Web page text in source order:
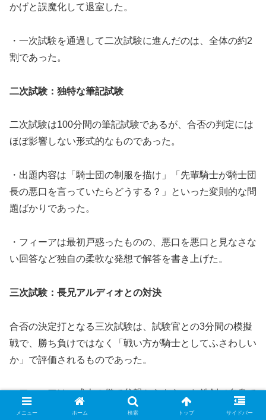
かげと誤魔化して退室した。
・一次試験を通過して二次試験に進んだのは、全体の約2
割であった。
二次試験：独特な筆記試験
二次試験は100分間の筆記試験であるが、合否の判定には
ほぼ影響しない形式的なものであった。
・出題内容は「騎士団の制服を描け」「先輩騎士が騎士団
長の悪口を言っていたらどうする？」といった変則的な問
題ばかりであった。
・フィーアは最初戸惑ったものの、悪口を悪口と見なさな
い回答など独自の柔軟な発想で解答を書き上げた。
三次試験：長兄アルディオとの対決
合否の決定打となる三次試験は、試験官との3分間の模擬
戦で、勝ち負けではなく「戦い方が騎士としてふさわしい
か」で評価されるものであった。
・フィーアは、成人の儀で父親からもらった鉄剣（自身で
魔法効果を付与し、さらに隠蔽魔法をかけたもの）を使用
メニュー ホーム 検索 トップ サイドバー